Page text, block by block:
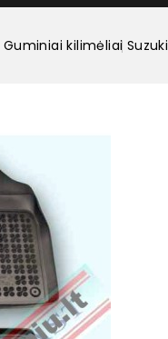
Guminiai kilimėliai